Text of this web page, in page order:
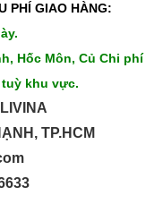
PHÍ GIAO HÀNG:
Hốc Môn, Củ Chi
khu vực.
TP.HCM